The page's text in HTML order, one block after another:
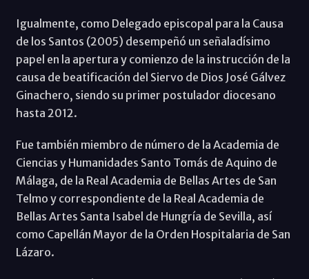
Igualmente, como Delegado episcopal para la Causa
de los Santos (2005) desempeñó un señaladísimo
papel en la apertura y comienzo de la instrucción de la
causa de beatificación del Siervo de Dios José Gálvez
Ginachero, siendo su primer postulador diocesano
hasta 2012.
Fue también miembro de número de la Academia de
Ciencias y Humanidades Santo Tomás de Aquino de
Málaga, de la Real Academia de Bellas Artes de San
Telmo y correspondiente de la Real Academia de
Bellas Artes Santa Isabel de Hungría de Sevilla, así
como Capellán Mayor de la Orden Hospitalaria de San
Lázaro.